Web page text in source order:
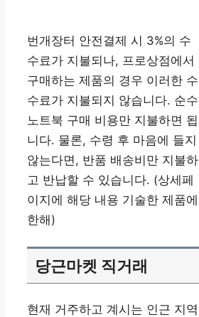
번개장터 안전결제 시 3%의 수
수료가 지불되나, 프로상점에서
구매하는 제품의 경우 이러한 수
수료가 지불되지 않습니다. 순수
노트북 구매 비용만 지불하면 됩
니다. 물론, 수령 후 마음에 들지
않는다면, 반품 배송비만 지불하
고 반납할 수 있습니다. (상세페
이지에 해당 내용 기술한 제품에
한해)
당근마켓 직거래
현재 거주하고 계시는 인근 지역